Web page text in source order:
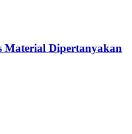
Material Dipertanyakan